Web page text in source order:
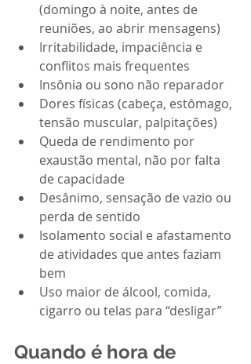
(domingo à noite, antes de
reuniões, ao abrir mensagens)
Irritabilidade, impaciência e
conflitos mais frequentes
Insônia ou sono não reparador
Dores físicas (cabeça, estômago,
tensão muscular, palpitações)
Queda de rendimento por
exaustão mental, não por falta
de capacidade
Desânimo, sensação de vazio ou
perda de sentido
Isolamento social e afastamento
de atividades que antes faziam
bem
Uso maior de álcool, comida,
cigarro ou telas para “desligar”
Quando é hora de